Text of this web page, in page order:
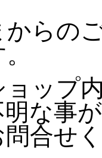
らの
ョップ
な事
問合せ